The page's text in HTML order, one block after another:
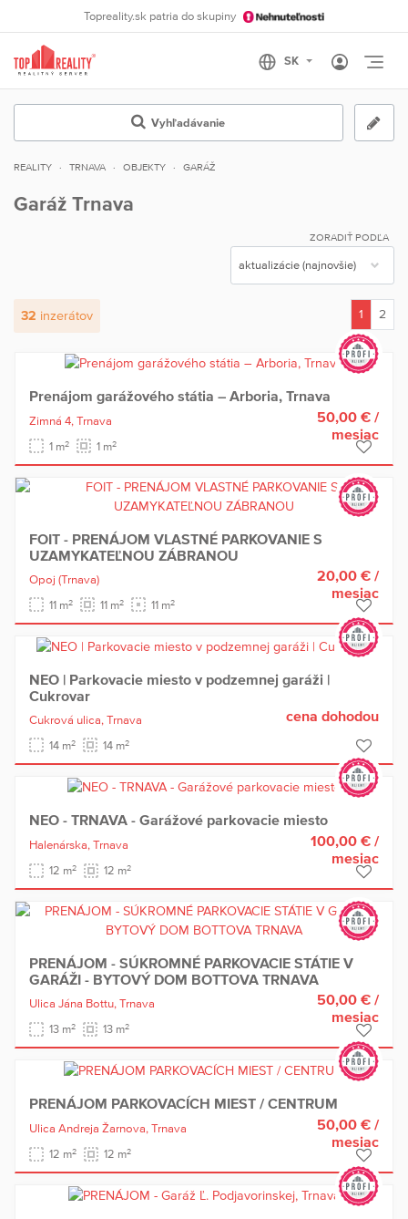
Topreality.sk patria do skupiny
Vyhľadávanie
REALITY TRNAVA OBJEKTY GARÁŽ
Garáž Trnava
ZORADIŤ PODĽA
32 inzerátov
1
(current)
2
Prenájom garážového státia – Arboria, Trnava
Zimná 4, Trnava
1 m2 1 m2
50,00 € /
mesiac
FOIT - PRENÁJOM VLASTNÉ PARKOVANIE S
UZAMYKATEĽNOU ZÁBRANOU
Opoj (Trnava)
11 m2 11 m2 11 m2
20,00 € /
mesiac
NEO | Parkovacie miesto v podzemnej garáži |
Cukrovar
Cukrová ulica, Trnava
14 m2 14 m2
cena dohodou
NEO - TRNAVA - Garážové parkovacie miesto
Halenárska, Trnava
12 m2 12 m2
100,00 € /
mesiac
PRENÁJOM - SÚKROMNÉ PARKOVACIE STÁTIE V
GARÁŽI - BYTOVÝ DOM BOTTOVA TRNAVA
Ulica Jána Bottu, Trnava
13 m2 13 m2
50,00 € /
mesiac
PRENÁJOM PARKOVACÍCH MIEST / CENTRUM
Ulica Andreja Žarnova, Trnava
12 m2 12 m2
50,00 € /
mesiac